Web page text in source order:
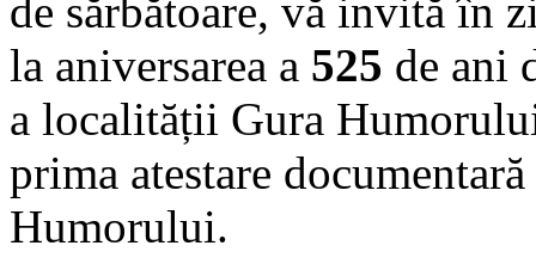
de sărbătoare, vă invită în
la aniversarea a 525 de ani
a localității Gura
prima atestare
Humorului.